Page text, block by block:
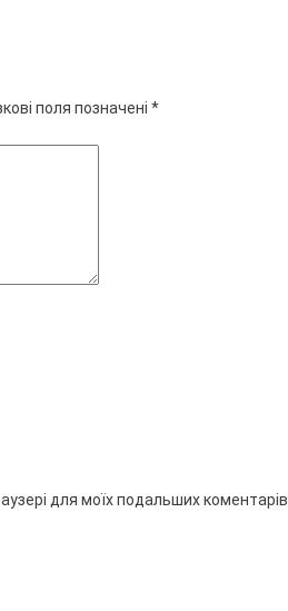
поля позначені *
для моїх подальших коментарів.